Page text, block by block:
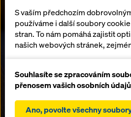
S vaším předchozím
používáme i další soubory
stran. To nám pomáhá zajistit
našich webových stránek,
stránek (funkční a statistické
usnadnění hladkého procesu
statistické soubory cookie),
Souhlasíte se zpracováním
přenosem vašich osobních
Ano, povolte všechny